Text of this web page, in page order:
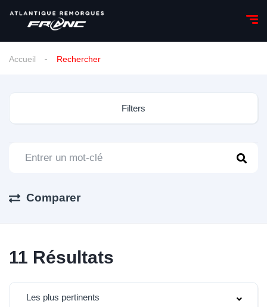
Accueil Rechercher
Filters
Comparer
11 Résultats
Les plus pertinents